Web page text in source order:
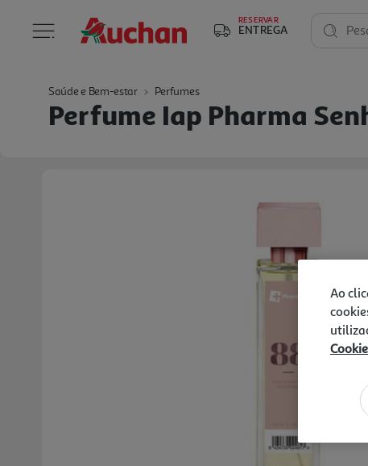
RESERVAR
ENTREGA
Saúde e Bem-estar Perfumes
Perfume Iap Pharma
Ao